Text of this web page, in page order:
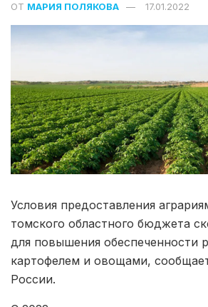
ОТ МАРИЯ ПОЛЯКОВА 17.01.2022
Условия предоставления
томского областного бюджета
для повышения обеспеченности
картофелем и овощами,
России.